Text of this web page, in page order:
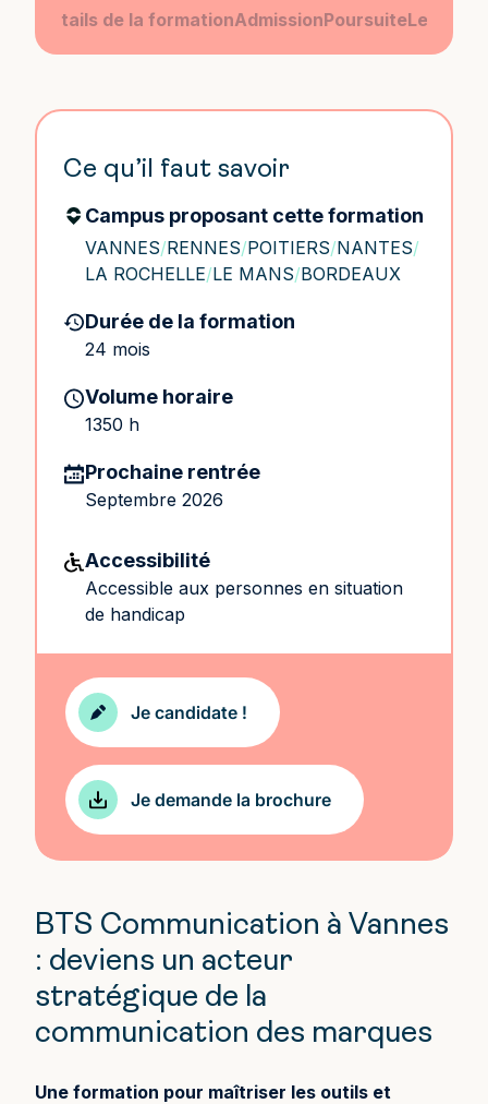
Détails de la formationAdmissionPoursuiteLe
BTS Communication à Vannes
: deviens un acteur
stratégique de la
communication des marques
Une formation pour maîtriser les outils et
Ce qu’il faut savoir
Campus proposant cette formation
VANNES/RENNES/POITIERS/NANTES/
LA ROCHELLE/LE MANS/BORDEAUX
Durée de la formation
24 mois
Volume horaire
1350 h
Prochaine rentrée
Septembre 2026
Accessibilité
Accessible aux personnes en situation
de handicap
Je candidate !
Je demande la brochure